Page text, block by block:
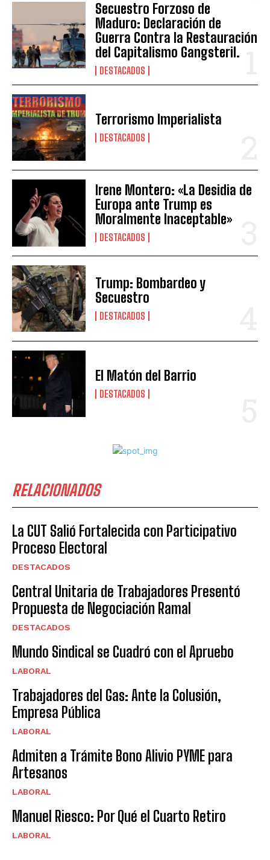
Secuestro Forzoso de
Maduro: Declaración de
Guerra Contra la Restauración
del Capitalismo Gangsteril.
DESTACADOS
Terrorismo Imperialista
DESTACADOS
Irene Montero: «La Desidia de
Europa ante Trump es
Moralmente Inaceptable»
DESTACADOS
Trump: Bombardeo y
Secuestro
DESTACADOS
El Matón del Barrio
DESTACADOS
RELACIONADOS
La CUT Salió Fortalecida con Participativo
Proceso Electoral
DESTACADOS
Central Unitaria de Trabajadores Presentó
Propuesta de Negociación Ramal
DESTACADOS
Mundo Sindical se Cuadró con el Apruebo
LABORAL
Trabajadores del Gas: Ante la Colusión,
Empresa Pública
LABORAL
Admiten a Trámite Bono Alivio PYME para
Artesanos
LABORAL
Manuel Riesco: Por Qué el Cuarto Retiro
LABORAL